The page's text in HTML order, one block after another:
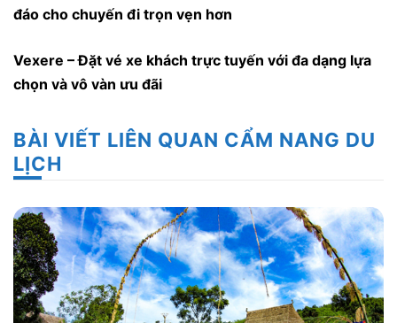
đáo cho chuyến đi trọn vẹn hơn
Vexere – Đặt vé xe khách trực tuyến với đa dạng lựa
chọn và vô vàn ưu đãi
BÀI VIẾT LIÊN QUAN CẨM NANG DU
LỊCH